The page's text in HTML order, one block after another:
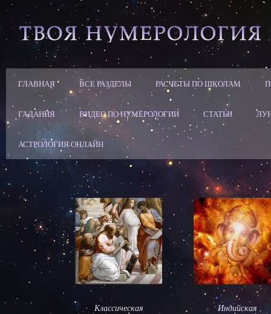
ГЛАВНАЯ ВСЕ РАЗДЕЛЫ РАСЧЕТЫ ПО ШКОЛАМ
ГАДАНИЯ ВИДЕО ПО НУМЕРОЛОГИИ СТАТЬИ
АСТРОЛОГИЯ ОНЛАЙН
Классическая Индийская